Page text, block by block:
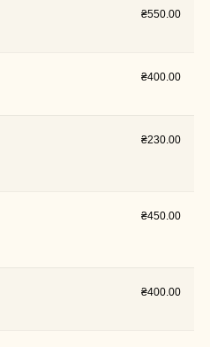
₴550.00
₴400.00
₴230.00
₴450.00
₴400.00